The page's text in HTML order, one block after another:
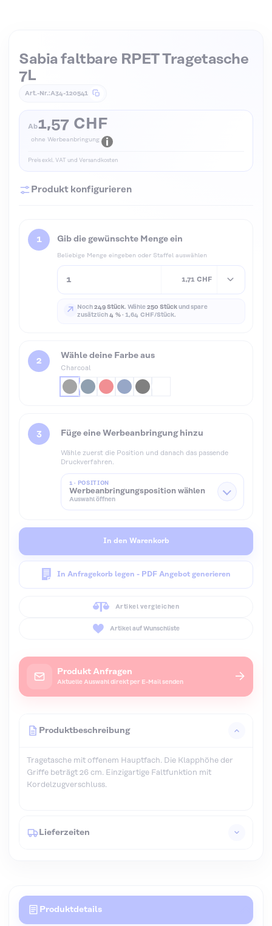
Sabia faltbare RPET Tragetasche
7L
Art.-Nr. A34-120541
Ab1,57 CHF
ohne Werbeanbringung
Preis exkl. VAT und Versandkosten
Produkt konfigurieren
Gib die gewünschte Menge ein
Beliebige Menge eingeben oder Staffel auswählen
1,71 CHF
↗ Noch249 Stück. Wähle250 Stückund spare
zusätzlich4 %· 1,64 CHF/Stück.
Wähle deine Farbe aus
Charcoal
Füge eine Werbeanbringung hinzu
Wähle zuerst die Position und danach das passende
Druckverfahren.
1 · POSITION
Werbeanbringungsposition wählen
Auswahl öffnen
In den Warenkorb
In Anfragekorb legen - PDF Angebot generieren
Artikel vergleichen
Artikel auf Wunschliste
Produkt Anfragen
Aktuelle Auswahl direkt per E-Mail senden →
Produktbeschreibung
Tragetasche mit offenem Hauptfach. Die Klapphöhe der
Griffe beträgt 26 cm. Einzigartige Faltfunktion mit
Kordelzugverschluss.
Lieferzeiten
Produktdetails